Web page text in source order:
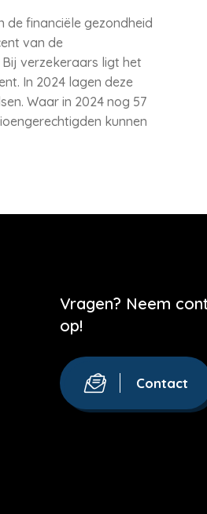
financiële gezondheid
van de
verzekeraars ligt het
In 2024 lagen deze
Waar in 2024 nog 57
kunnen
Vragen? Neem
op!
Contact